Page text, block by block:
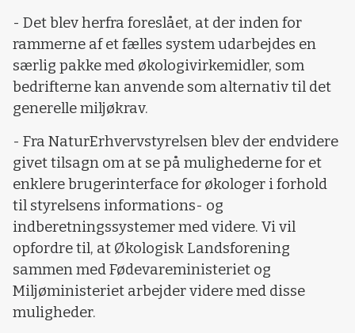
- Det blev herfra foreslået, at der inden for
rammerne af et fælles system udarbejdes en
særlig pakke med økologivirkemidler, som
bedrifterne kan anvende som alternativ til det
generelle miljøkrav.
- Fra NaturErhvervstyrelsen blev der endvidere
givet tilsagn om at se på mulighederne for et
enklere brugerinterface for økologer i forhold
til styrelsens informations- og
indberetningssystemer med videre. Vi vil
opfordre til, at Økologisk Landsforening
sammen med Fødevareministeriet og
Miljøministeriet arbejder videre med disse
muligheder.